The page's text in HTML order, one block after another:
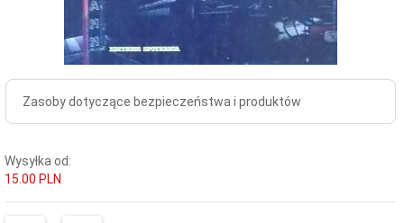
Zasoby dotyczące bezpieczeństwa i produktów
Wysyłka od:
15.00 PLN